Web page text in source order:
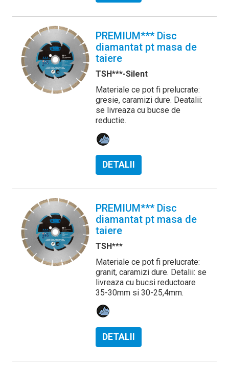
PREMIUM*** Disc
diamantat pt masa de
taiere
TSH***-Silent
Materiale ce pot fi prelucrate:
gresie, caramizi dure. Deatalii:
se livreaza cu bucse de
reductie.
DETALII
PREMIUM*** Disc
diamantat pt masa de
taiere
TSH***
Materiale ce pot fi prelucrate:
granit, caramizi dure. Detalii: se
livreaza cu bucsi reductoare
35-30mm si 30-25,4mm.
DETALII